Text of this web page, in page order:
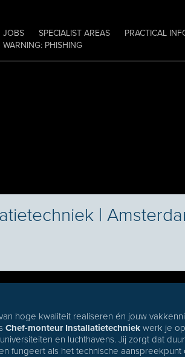
JOBS SPECIALIST AREAS PRACTICAL
WARNING: PHISHING
|
hoge kwaliteit realiseren én jouw
Chef-monteur Installatietechniek werk je op
en luchthavens. Jij zorgt dat
fungeert als het technische aanspreekpunt